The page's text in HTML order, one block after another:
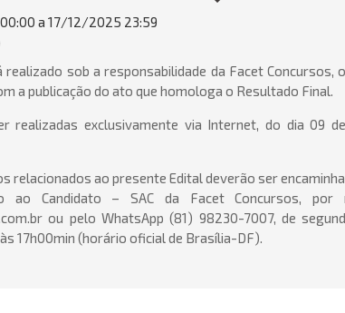
a 17/12/2025 23:59
sob a responsabilidade da Facet Concursos,
a publicação do ato que homologa o Resultado Final.
realizadas exclusivamente via Internet, do dia 09
relacionados ao presente Edital deverão ser
ao Candidato – SAC da Facet Concursos,
ou pelo WhatsApp (81) 98230-7007, de
17h00min (horário oficial de Brasília-DF).